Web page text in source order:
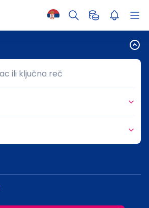
ili ključna reč
ili ključna reč